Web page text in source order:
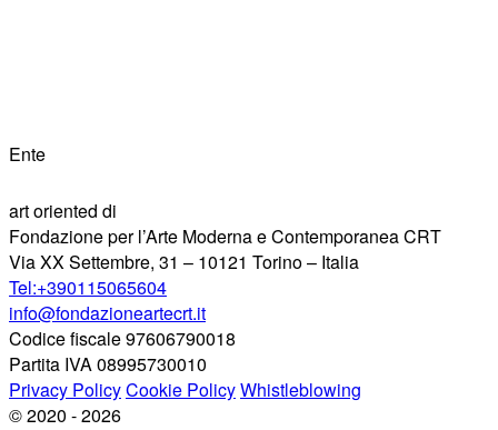
Ente
art oriented di
Fondazione per l’Arte Moderna e Contemporanea CRT
Via XX Settembre, 31 – 10121 Torino – Italia
Tel:+390115065604
info@fondazioneartecrt.it
Codice fiscale 97606790018
Partita IVA 08995730010
Privacy PolicyCookie PolicyWhistleblowing
© 2020 - 2026